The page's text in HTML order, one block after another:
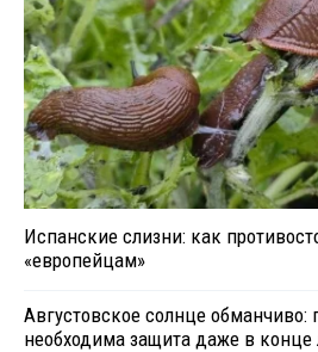
Испанские слизни: как
«европейцам»
Августовское солнце обманчиво:
необходима защита даже в конце